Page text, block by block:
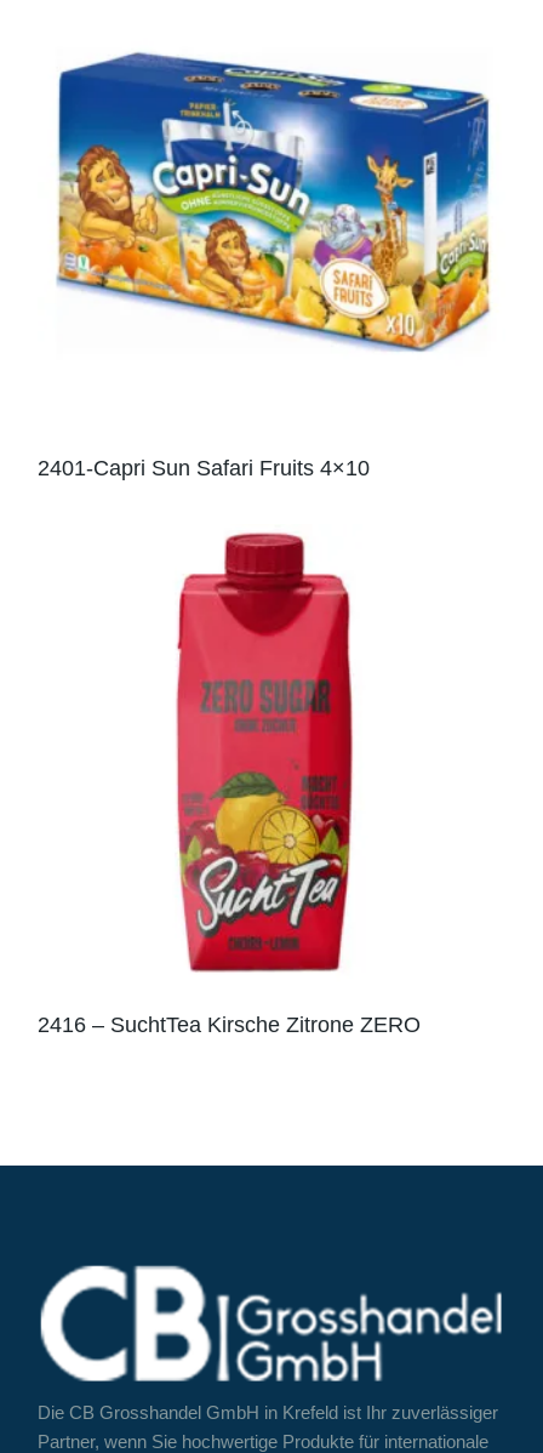
2401-Capri Sun Safari Fruits 4×10
2416 – SuchtTea Kirsche Zitrone ZERO
Die CB Grosshandel GmbH in Krefeld ist Ihr zuverlässiger
Partner, wenn Sie hochwertige Produkte für internationale